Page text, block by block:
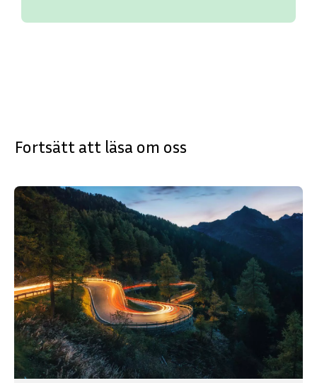
Fortsätt att läsa om oss